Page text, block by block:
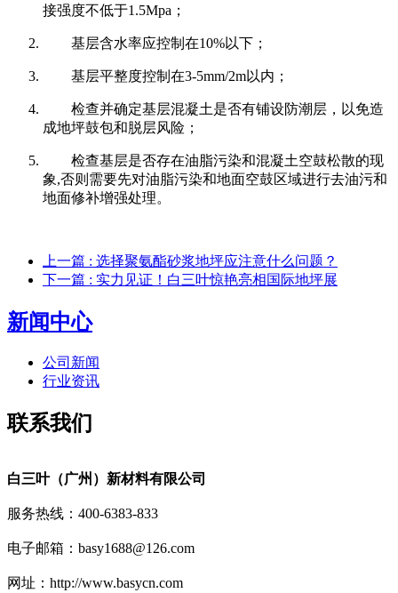
接强度不低于1.5Mpa；
基层含水率应控制在10%以下；
基层平整度控制在3-5mm/2m以内；
检查并确定基层混凝土是否有铺设防潮层，以免造
成地坪鼓包和脱层风险；
检查基层是否存在油脂污染和混凝土空鼓松散的现
象,否则需要先对油脂污染和地面空鼓区域进行去油污和
地面修补增强处理。
上一篇 : 选择聚氨酯砂浆地坪应注意什么问题？
下一篇 : 实力见证！白三叶惊艳亮相国际地坪展
新闻中心
公司新闻
行业资讯
联系我们
白三叶（广州）新材料有限公司
服务热线：400-6383-833
电子邮箱：basy1688@126.com
网址：http://www.basycn.com